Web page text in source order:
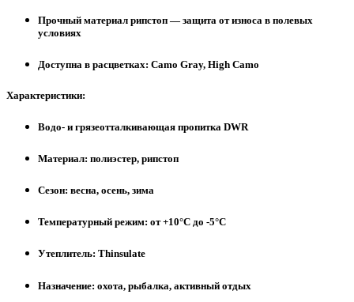
Прочный материал рипстоп — защита от износа в полевых
условиях
Доступна в расцветках: Camo Gray, High Camo
Характеристики:
Водо- и грязеотталкивающая пропитка DWR
Материал: полиэстер, рипстоп
Сезон: весна, осень, зима
Температурный режим: от +10°C до -5°C
Утеплитель: Thinsulate
Назначение: охота, рыбалка, активный отдых